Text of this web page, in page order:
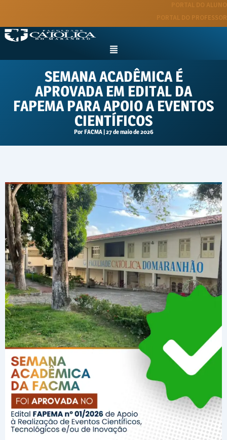
o
conteúdo
PORTAL DO ALUNO
PORTAL DO PROFESSOR
Menu
SEMANA ACADÊMICA É
APROVADA EM EDITAL DA
FAPEMA PARA APOIO A EVENTOS
CIENTÍFICOS
PorFACMA 27 de maio de 2026